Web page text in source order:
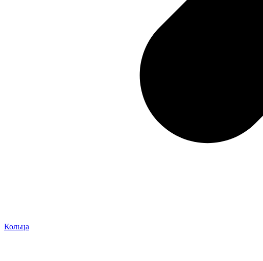
Кольца